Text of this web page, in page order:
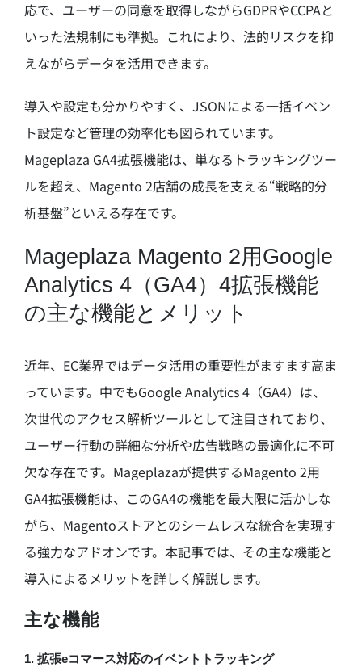
応で、ユーザーの同意を取得しながらGDPRやCCPAと
いった法規制にも準拠。これにより、法的リスクを抑
えながらデータを活用できます。
導入や設定も分かりやすく、JSONによる一括イベン
ト設定など管理の効率化も図られています。
Mageplaza GA4拡張機能は、単なるトラッキングツー
ルを超え、Magento 2店舗の成長を支える“戦略的分
析基盤”といえる存在です。
Mageplaza Magento 2用Google
Analytics 4（GA4）4拡張機能
の主な機能とメリット
近年、EC業界ではデータ活用の重要性がますます高ま
っています。中でもGoogle Analytics 4（GA4）は、
次世代のアクセス解析ツールとして注目されており、
ユーザー行動の詳細な分析や広告戦略の最適化に不可
欠な存在です。Mageplazaが提供するMagento 2用
GA4拡張機能は、このGA4の機能を最大限に活かしな
がら、Magentoストアとのシームレスな統合を実現す
る強力なアドオンです。本記事では、その主な機能と
導入によるメリットを詳しく解説します。
主な機能
1. 拡張eコマース対応のイベントトラッキング